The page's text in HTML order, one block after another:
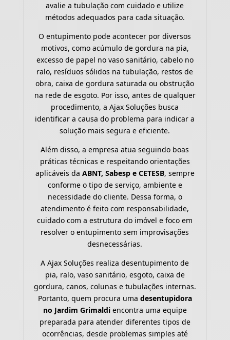
avalie a tubulação com cuidado e utilize
métodos adequados para cada situação.
O entupimento pode acontecer por diversos
motivos, como acúmulo de gordura na pia,
excesso de papel no vaso sanitário, cabelo no
ralo, resíduos sólidos na tubulação, restos de
obra, caixa de gordura saturada ou obstrução
na rede de esgoto. Por isso, antes de qualquer
procedimento, a Ajax Soluções busca
identificar a causa do problema para indicar a
solução mais segura e eficiente.
Além disso, a empresa atua seguindo boas
práticas técnicas e respeitando orientações
aplicáveis da ABNT, Sabesp e CETESB, sempre
conforme o tipo de serviço, ambiente e
necessidade do cliente. Dessa forma, o
atendimento é feito com responsabilidade,
cuidado com a estrutura do imóvel e foco em
resolver o entupimento sem improvisações
desnecessárias.
A Ajax Soluções realiza desentupimento de
pia, ralo, vaso sanitário, esgoto, caixa de
gordura, canos, colunas e tubulações internas.
Portanto, quem procura uma desentupidora
no Jardim Grimaldiencontra uma equipe
preparada para atender diferentes tipos de
ocorrências, desde problemas simples até